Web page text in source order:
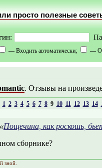
просто полезные
— Входить автоматически; —
. Отзывы на
1 2 3 4 5 6 7 8 9 10 11 12 13 14
, «Пощечина, как роскошь,
сборнике?
зной.